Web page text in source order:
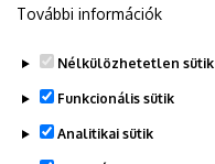
További információk
Nélkülözhetetlen sütik
Funkcionális sütik
Analitikai sütik